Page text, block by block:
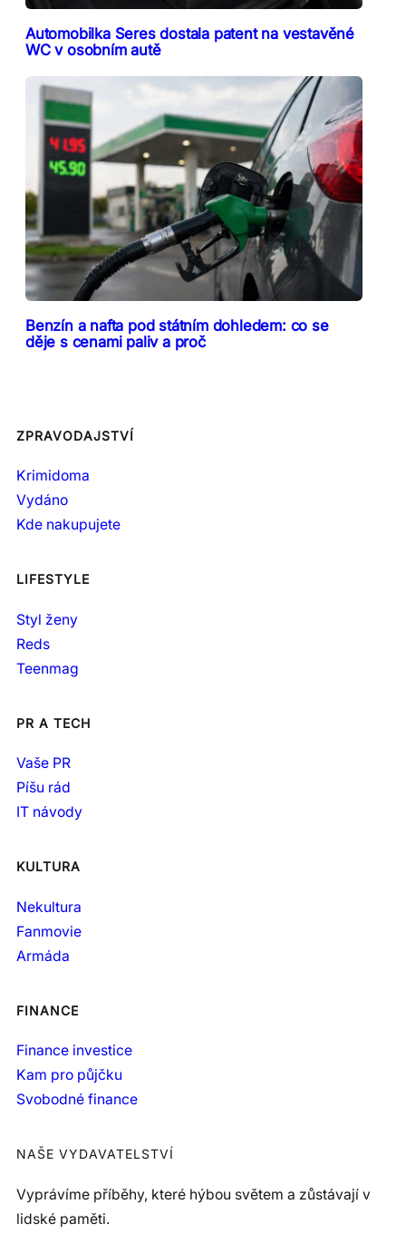
Automobilka Seres dostala patent na vestavěné
WC v osobním autě
Benzín a nafta pod státním dohledem: co se
děje s cenami paliv a proč
ZPRAVODAJSTVÍ
Krimidoma
Vydáno
Kde nakupujete
LIFESTYLE
Styl ženy
Reds
Teenmag
PR A TECH
Vaše PR
Píšu rád
IT návody
KULTURA
Nekultura
Fanmovie
Armáda
FINANCE
Finance investice
Kam pro půjčku
Svobodné finance
NAŠE VYDAVATELSTVÍ
Vyprávíme příběhy, které hýbou světem a zůstávají v
lidské paměti.